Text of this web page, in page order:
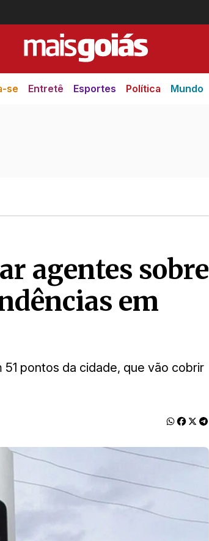
se Entretê Esportes Política Mundo
agentes sobre
em
pontos da cidade, que vão cobrir